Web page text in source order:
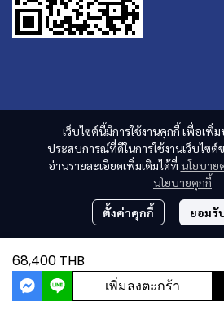
68,400 THB
เพิ่มลงตะกร้า
เว็บไซต์นี้มีการใช้งานคุกกี้ เพื่อเพิ่
ประสบการณ์ที่ดีในการใช้งานเว็บไซต์
อ่านรายละเอียดเพิ่มเติมได้ที่ นโยบาย
นโยบายคุกกี้
ตั้งค่าคุกกี้ ยอมรั
ผู้เข้าชมวันนี้